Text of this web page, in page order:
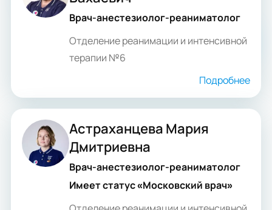
Врач-анестезиолог-реаниматолог
Отделение реанимации и интенсивной
терапии №6
Подробнее
Астраханцева Мария
Дмитриевна
Врач-анестезиолог-реаниматолог
Имеет статус «Московский врач»